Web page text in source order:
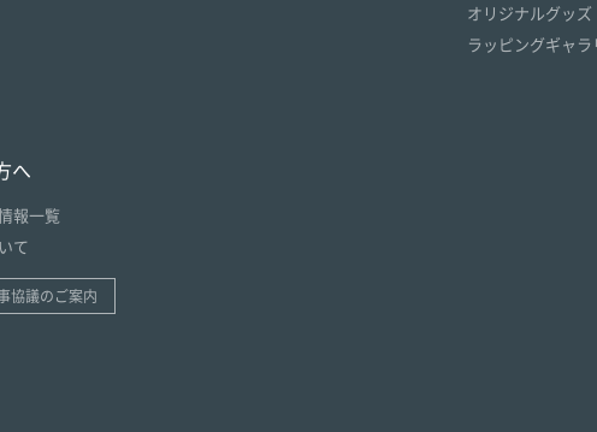
オリジナルグッズ
ラッピングギャラ
へ
報一覧
て
協議のご案内